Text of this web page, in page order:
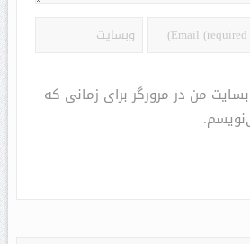
من در مرورگر برای زمانی که